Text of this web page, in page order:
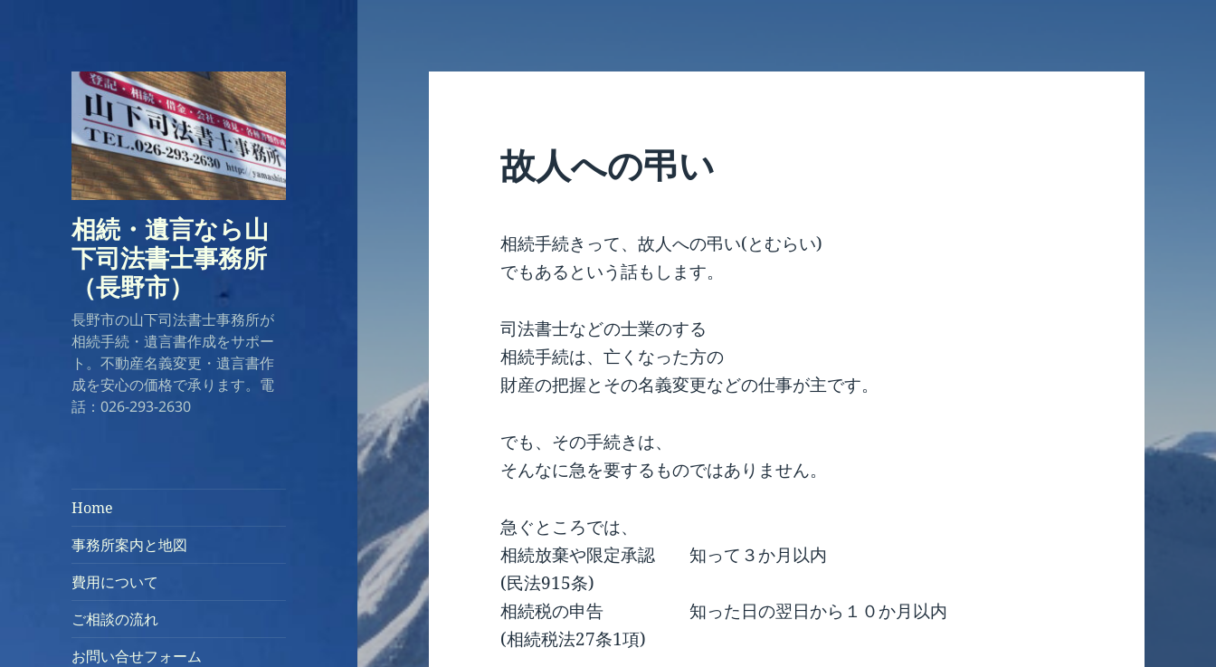
相続・遺言なら山
下司法書士事務所
（長野市）
長野市の山下司法書士事務所が
相続手続・遺言書作成をサポー
ト。不動産名義変更・遺言書作
成を安心の価格で承ります。電
話：026-293-2630
Home
事務所案内と地図
費用について
ご相談の流れ
お問い合せフォーム
故人への弔い
相続手続きって、故人への弔い(とむらい)
でもあるという話もします。
司法書士などの士業のする
相続手続は、亡くなった方の
財産の把握とその名義変更などの仕事が主です。
でも、その手続きは、
そんなに急を要するものではありません。
急ぐところでは、
相続放棄や限定承認 知って３か月以内
(民法915条)
相続税の申告 知った日の翌日から１０か月以内
(相続税法27条1項)